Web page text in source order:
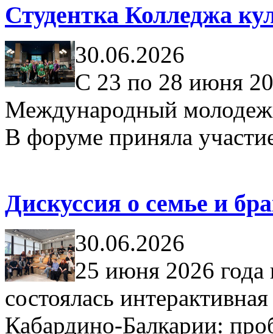
Студентка Колледжа
30.06.2026
С 23 по 28 июня
Международный
В форуме приняла
Дискуссия о семье и
30.06.2026
25 июня 2026
состоялась
Кабардино-Балкарии: